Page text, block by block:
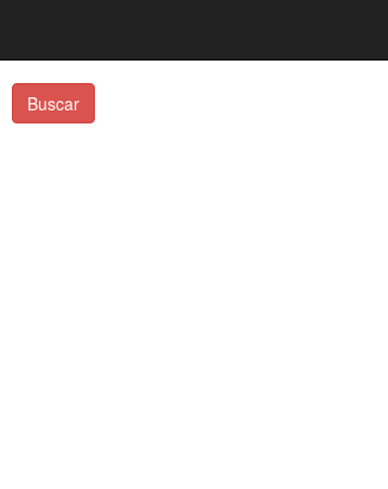
Buscar